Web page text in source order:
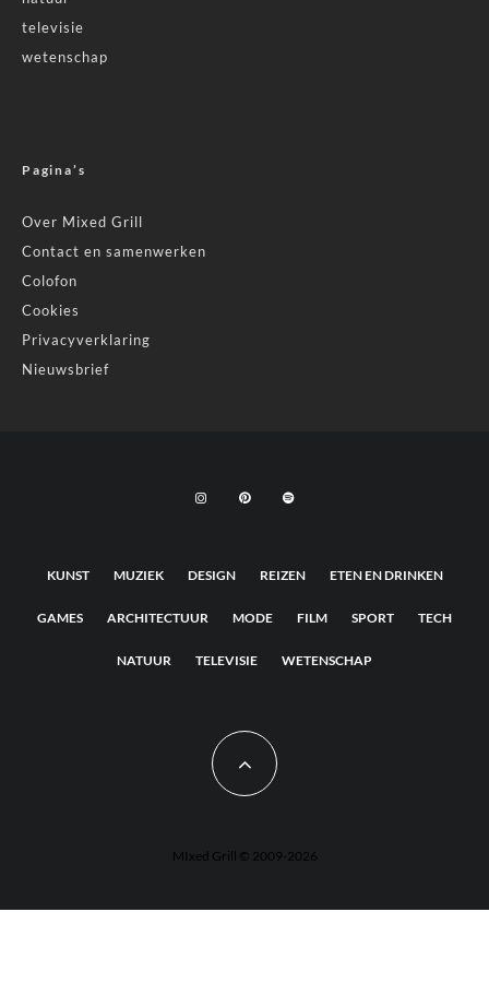
televisie
wetenschap
Pagina’s
Over Mixed Grill
Contact en samenwerken
Colofon
Cookies
Privacyverklaring
Nieuwsbrief
KUNST MUZIEK DESIGN REIZEN ETEN EN DRINKEN
GAMES ARCHITECTUUR MODE FILM SPORT TECH
NATUUR TELEVISIE WETENSCHAP
MIxed Grill © 2009-2026